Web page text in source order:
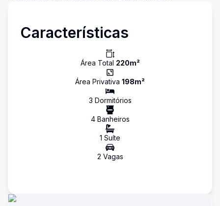
Características
Área Total 220m²
Área Privativa 198m²
3 Dormitórios
4Banheiros
1 Suíte
2 Vagas